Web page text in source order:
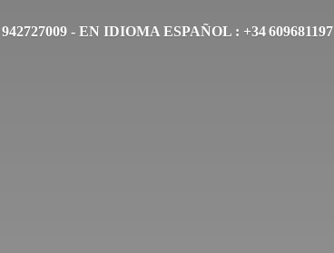
- EN IDIOMA ESPAÑOL : +34 609681197